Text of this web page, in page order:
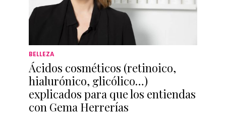
BELLEZA
Ácidos cosméticos (retinoico,
hialurónico, glicólico…)
explicados para que los entiendas
con Gema Herrerías